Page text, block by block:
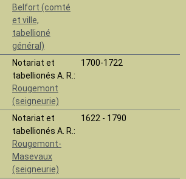
Belfort (comté
et ville,
tabellioné
général)
Notariat et
tabellionés A. R.:
Rougemont
(seigneurie)
1700-1722
Notariat et
tabellionés A. R.:
Rougemont-
Masevaux
(seigneurie)
1622 - 1790